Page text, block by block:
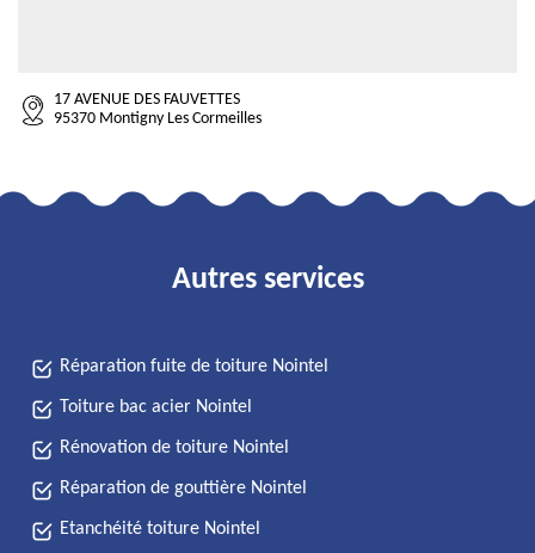
17 AVENUE DES FAUVETTES
95370 Montigny Les Cormeilles
Autres services
Réparation fuite de toiture Nointel
Toiture bac acier Nointel
Rénovation de toiture Nointel
Réparation de gouttière Nointel
Etanchéité toiture Nointel